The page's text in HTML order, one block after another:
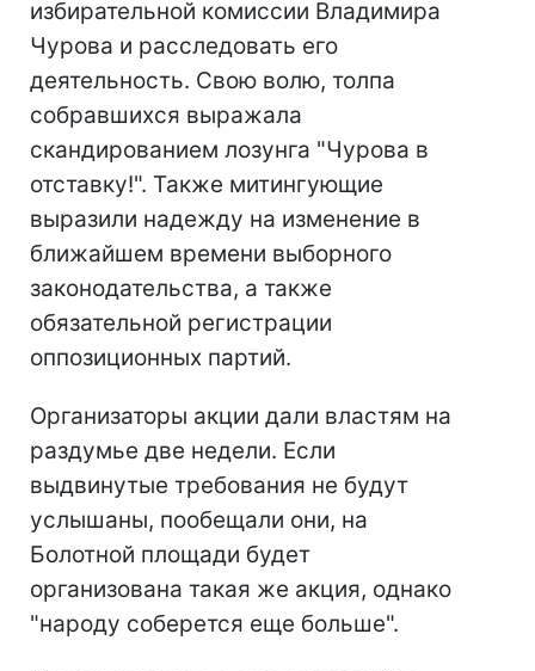
избирательной комиссии Владимира
Чурова и расследовать его
деятельность. Свою волю, толпа
собравшихся выражала
скандированием лозунга "Чурова в
отставку!". Также митингующие
выразили надежду на изменение в
ближайшем времени выборного
законодательства, а также
обязательной регистрации
оппозиционных партий.
Организаторы акции дали властям на
раздумье две недели. Если
выдвинутые требования не будут
услышаны, пообещали они, на
Болотной площади будет
организована такая же акция, однако
"народу соберется еще больше".